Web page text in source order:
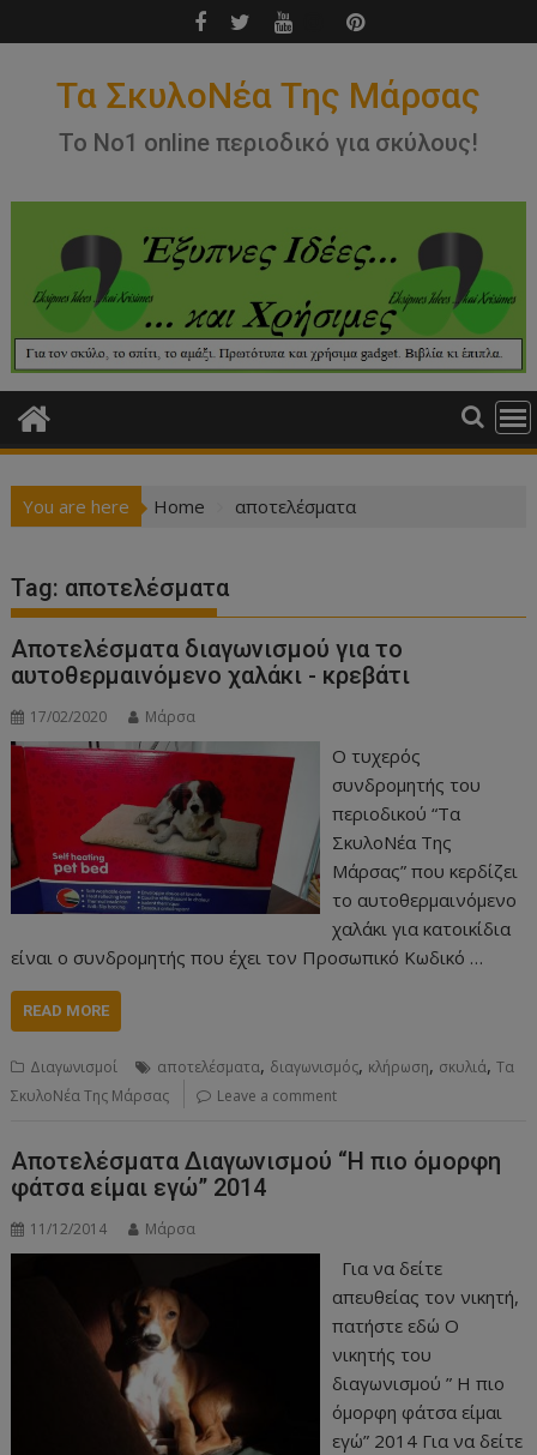
to
Τα ΣκυλοΝέα Της Μάρσας
Το Νο1 online περιοδικό για σκύλους!
You are here Home αποτελέσματα
Tag: αποτελέσματα
Αποτελέσματα διαγωνισμού για το
αυτοθερμαινόμενο χαλάκι - κρεβάτι
17/02/2020 Μάρσα
Ο τυχερός
συνδρομητής του
περιοδικού “Τα
ΣκυλοΝέα Της
Μάρσας” που κερδίζει
το αυτοθερμαινόμενο
χαλάκι για κατοικίδια
είναι ο συνδρομητής που έχει τον Προσωπικό Κωδικό …
READ MORE
Διαγωνισμοί αποτελέσματα, διαγωνισμός, κλήρωση, σκυλιά,Τα
ΣκυλοΝέα Της Μάρσας
Leave a comment
Αποτελέσματα Διαγωνισμού “Η πιο όμορφη
φάτσα είμαι εγώ” 2014
11/12/2014 Μάρσα
Για να δείτε
απευθείας τον νικητή,
πατήστε εδώ Ο
νικητής του
διαγωνισμού ” Η πιο
όμορφη φάτσα είμαι
εγώ” 2014 Για να δείτε